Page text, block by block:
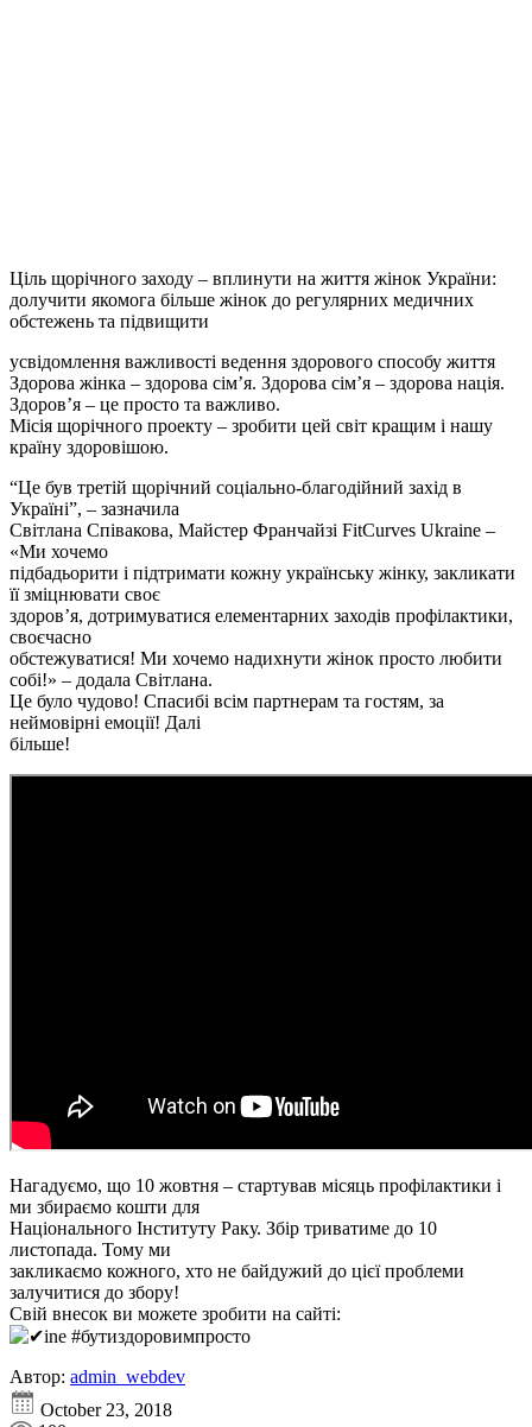
Ціль щорічного заходу – вплинути на життя жінок України:
долучити якомога більше жінок до регулярних медичних
обстежень та підвищити
усвідомлення важливості ведення здорового способу життя
Здорова жінка – здорова сім’я. Здорова сім’я – здорова нація.
Здоров’я – це просто та важливо.
Місія щорічного проекту – зробити цей світ кращим і нашу
країну здоровішою.
“Це був третій щорічний соціально-благодійний захід в
Україні”, – зазначила
Світлана Співакова, Майстер Франчайзі FitCurves Ukraine –
«Ми хочемо
підбадьорити і підтримати кожну українську жінку, закликати
її зміцнювати своє
здоров’я, дотримуватися елементарних заходів профілактики,
своєчасно
обстежуватися! Ми хочемо надихнути жінок просто любити
собі!» – додала Світлана.
Це було чудово! Спасибі всім партнерам та гостям, за
неймовірні емоції! Далі
більше!
Нагадуємо, що 10 жовтня – стартував місяць профілактики і
ми збираємо кошти для
Національного Інституту Раку. Збір триватиме до 10
листопада. Тому ми
закликаємо кожного, хто не байдужий до цієї проблеми
залучитися до збору!
Свій внесок ви можете зробити на сайті:
ine #бутиздоровимпросто
Автор: admin_webdev
October 23, 2018